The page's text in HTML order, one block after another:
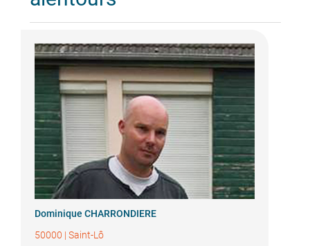
Dominique CHARRONDIERE
50000 | Saint-Lô